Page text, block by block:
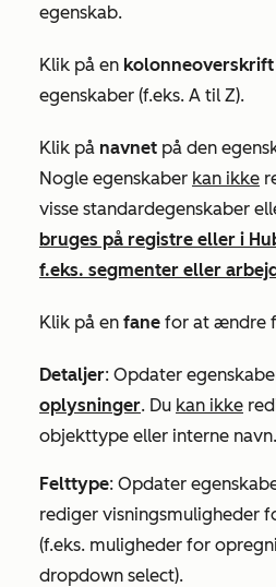
egenskab.
Klik på en kolonneoverskrift
egenskaber (f.eks. A til Z).
Klik på navnet på den
Nogle egenskaber kan ikke
visse standardegenskaber
bruges på registre eller i
f.eks. segmenter eller
Klik på en fane for at ændre
Detaljer: Opdater
oplysninger. Du kan ikke
objekttype eller interne navn.
Felttype: Opdater
rediger visningsmuligheder
(f.eks. muligheder for
dropdown select).